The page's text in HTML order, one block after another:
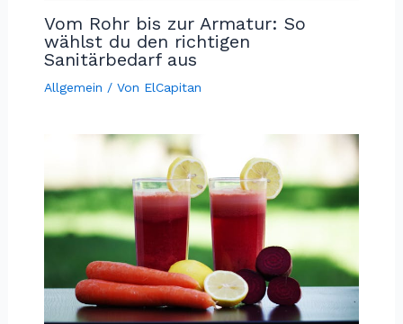
Vom Rohr bis zur Armatur: So
wählst du den richtigen
Sanitärbedarf aus
Allgemein / Von ElCapitan